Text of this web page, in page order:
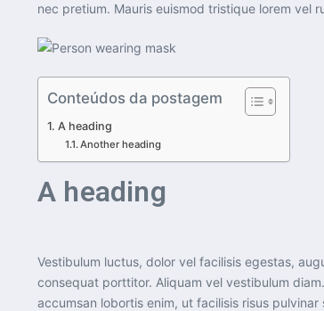
nec pretium. Mauris euismod tristique lorem vel
Conteúdos da postagem
A heading
Another heading
A heading
Vestibulum luctus, dolor vel facilisis egestas,
consequat porttitor. Aliquam vel vestibulum
accumsan lobortis enim, ut facilisis risus